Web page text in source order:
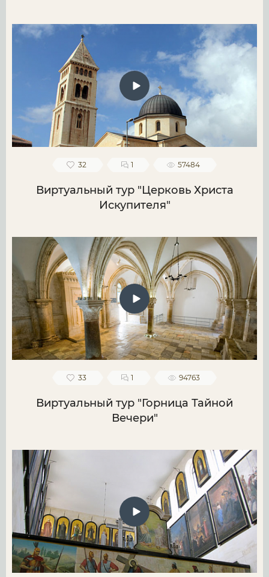
32 1 57484
Виртуальный тур "Церковь Христа
Искупителя"
33 1 94763
Виртуальный тур "Горница Тайной
Вечери"